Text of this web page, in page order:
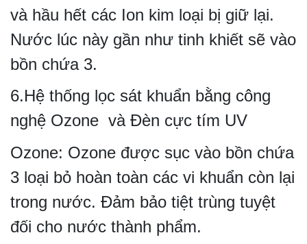
và hầu hết các Ion kim loại bị giữ lại.
Nước lúc này gần như tinh khiết sẽ vào
bồn chứa 3.
6.Hệ thống lọc sát khuẩn bằng công
nghệ Ozone và Đèn cực tím UV
Ozone: Ozone được sục vào bồn chứa
3 loại bỏ hoàn toàn các vi khuẩn còn lại
trong nước. Đảm bảo tiệt trùng tuyệt
đối cho nước thành phẩm.